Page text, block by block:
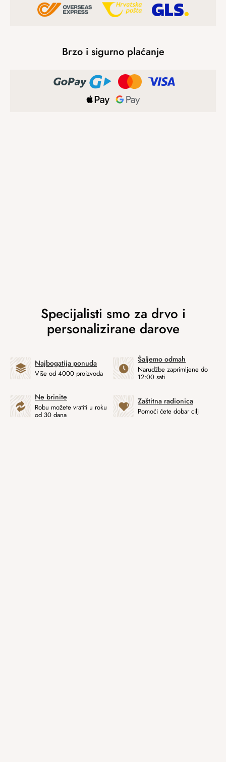
Brzo i sigurno plaćanje
Najbogatija ponuda
Više od 4000 proizvoda
Šaljemo odmah
Narudžbe zaprimljene do
12:00 sati
Ne brinite
Robu možete vratiti u roku
od 30 dana
Zaštitna radionica
Pomoći ćete dobar cilj